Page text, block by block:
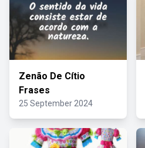
Zenão De Cítio
Frases
25 September 2024